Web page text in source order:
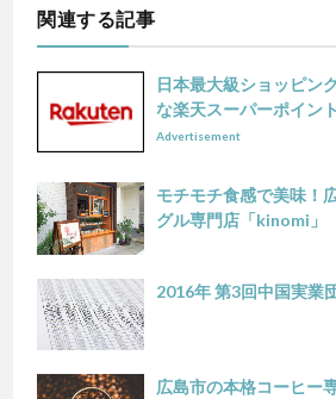
関連する記事
日本最大級ショッピン
な楽天スーパーポイン
Advertisement
モチモチ食感で美味！
グル専門店「kinomi」
2016年 第3回中国実業
広島市の本格コーヒー